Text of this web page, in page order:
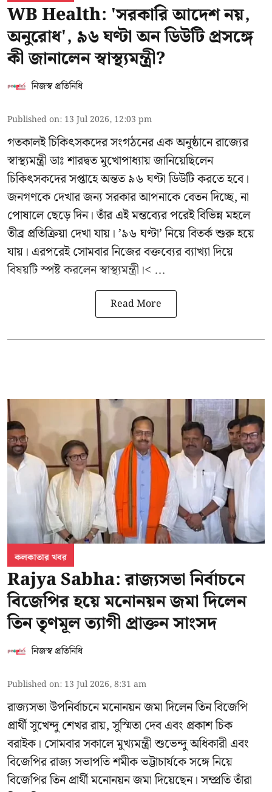
WB Health: 'সরকারি আদেশ নয়,
অনুরোধ', ৯৬ ঘণ্টা অন ডিউটি প্রসঙ্গে
কী জানালেন স্বাস্থ্যমন্ত্রী?
নিজস্ব প্রতিনিধি
Published on: 13 Jul 2026, 12:03 pm
গতকালই চিকিৎসকদের সংগঠনের এক অনুষ্ঠানে রাজ্যের
স্বাস্থ্যমন্ত্রী ডাঃ শারদ্বত মুখোপাধ্যায় জানিয়েছিলেন
চিকিৎসকদের সপ্তাহে অন্তত ৯৬ ঘণ্টা ডিউটি করতে হবে।
জনগণকে দেখার জন্য সরকার আপনাকে বেতন দিচ্ছে, না
পোষালে ছেড়ে দিন। তাঁর এই মন্তব্যের পরেই বিভিন্ন মহলে
তীব্র প্রতিক্রিয়া দেখা যায়। ’৯৬ ঘণ্টা’ নিয়ে বিতর্ক শুরু হয়ে
যায়। এরপরেই সোমবার নিজের বক্তব্যের ব্যাখ্যা দিয়ে
বিষয়টি স্পষ্ট করলেন স্বাস্থ্যমন্ত্রী।< ...
Read More
কলকাতার খবর
Rajya Sabha: রাজ্যসভা নির্বাচনে
বিজেপির হয়ে মনোনয়ন জমা দিলেন
তিন তৃণমূল ত্যাগী প্রাক্তন সাংসদ
নিজস্ব প্রতিনিধি
Published on: 13 Jul 2026, 8:31 am
রাজ্যসভা উপনির্বাচনে মনোনয়ন জমা দিলেন তিন বিজেপি
প্রার্থী সুখেন্দু শেখর রায়, সুস্মিতা দেব এবং প্রকাশ চিক
বরাইক। সোমবার সকালে মুখ্যমন্ত্রী শুভেন্দু অধিকারী এবং
বিজেপির রাজ্য সভাপতি শমীক ভট্টাচার্যকে সঙ্গে নিয়ে
বিজেপির তিন প্রার্থী মনোনয়ন জমা দিয়েছেন। সম্প্রতি তাঁরা